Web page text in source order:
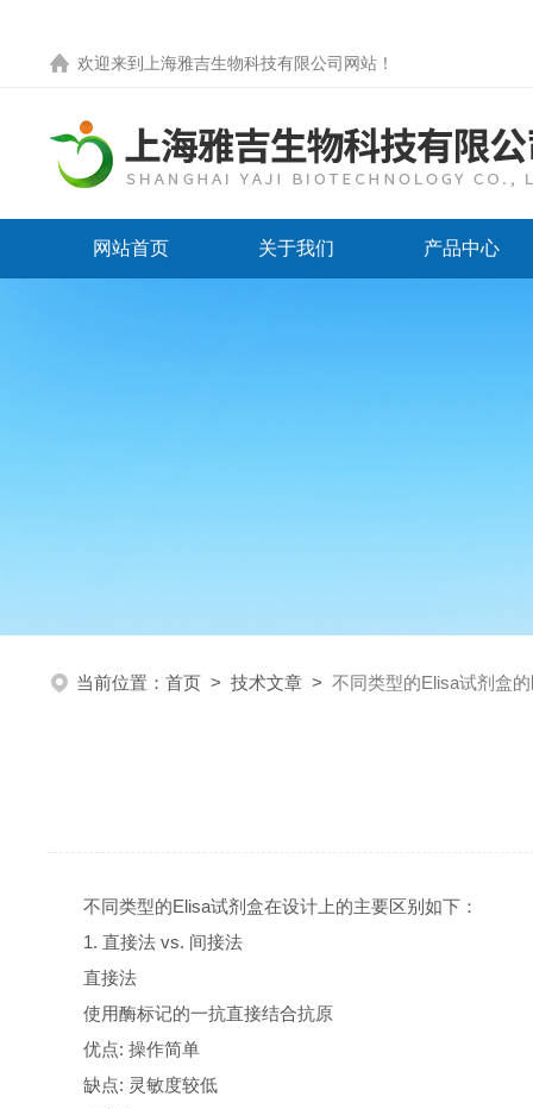
欢迎来到 上海雅吉生物科技有限公司网站 ！
网站首页 关于我们 产品中心
当前位置： 首页 > 技术文章 > 不同类型的Elisa试剂盒
不同类型的Elisa试剂盒在设计上的主要区别如下：
1. 直接法 vs. 间接法
直接法
使用酶标记的一抗直接结合抗原
优点: 操作简单
缺点: 灵敏度较低